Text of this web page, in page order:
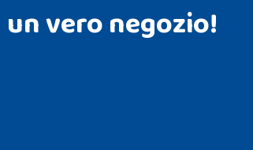
un vero negozio!